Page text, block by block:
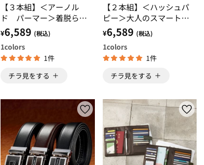
【３本組】＜アーノル
ド パーマー＞着脱らく
らくロングベルト
¥6,589 (税込)
1colors
1件
チラ見をする
【２本組】＜ハッシュパ
ピー＞大人のスマートロ
ックベルト
¥6,589 (税込)
1colors
1件
チラ見をする